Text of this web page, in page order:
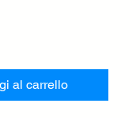
al carrello